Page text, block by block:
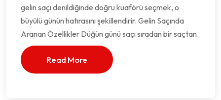
gelin saçı denildiğinde doğru kuaförü seçmek, o
büyülü günün hatırasını şekillendirir. Gelin Saçında
Aranan Özellikler Düğün günü saçı sıradan bir saçtan
Read More